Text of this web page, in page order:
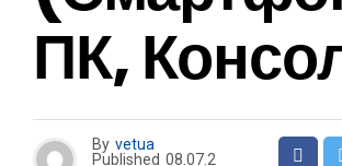
ПК,
By vetua
Published 08.07.2